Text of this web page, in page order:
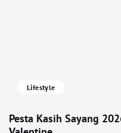
Lifestyle
Pesta Kasih Sayang